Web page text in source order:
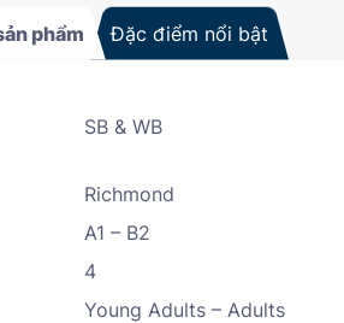
phẩm Đặc điểm nổi bật
SB & WB
Richmond
A1 – B2
4
Young Adults – Adults